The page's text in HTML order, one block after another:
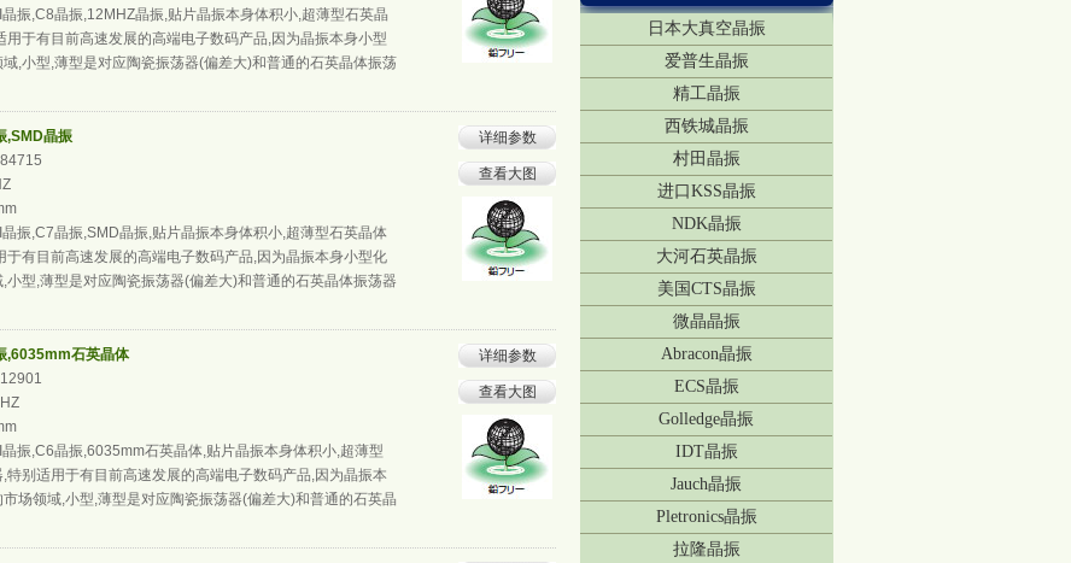
日本大真空晶振
爱普生晶振
精工晶振
西铁城晶振
村田晶振
进口KSS晶振
NDK晶振
大河石英晶振
美国CTS晶振
微晶晶振
Abracon晶振
ECS晶振
Golledge晶振
IDT晶振
Jauch晶振
Pletronics晶振
拉隆晶振
晶振,C8晶振,12MHZ晶振,贴片晶振本身体积小,超薄型石英晶
用于有目前高速发展的高端电子数码产品,因为晶振本身小型
,小型,薄型是对应陶瓷振荡器(偏差大)和普通的石英晶体振荡
,SMD晶振
晶振,C7晶振,SMD晶振,贴片晶振本身体积小,超薄型石英晶体
于有目前高速发展的高端电子数码产品,因为晶振本身小型化
小型,薄型是对应陶瓷振荡器(偏差大)和普通的石英晶体振荡器
详细参数
查看大图
,6035mm石英晶体
晶振,C6晶振,6035mm石英晶体,贴片晶振本身体积小,超薄型
特别适用于有目前高速发展的高端电子数码产品,因为晶振本
场领域,小型,薄型是对应陶瓷振荡器(偏差大)和普通的石英晶
详细参数
查看大图